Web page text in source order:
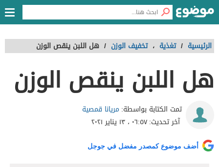
الرئيسية / تغذية ، تخفيف الوزن / هل اللبن ينقص الوزن
هل اللبن ينقص الوزن
تمت الكتابة بواسطة: مريانا قمصية
آخر تحديث:٠٦:٥٧ ، ١٣ يناير ٢٠٢١
أضف موضوع كمصدر مفضل في جوجل